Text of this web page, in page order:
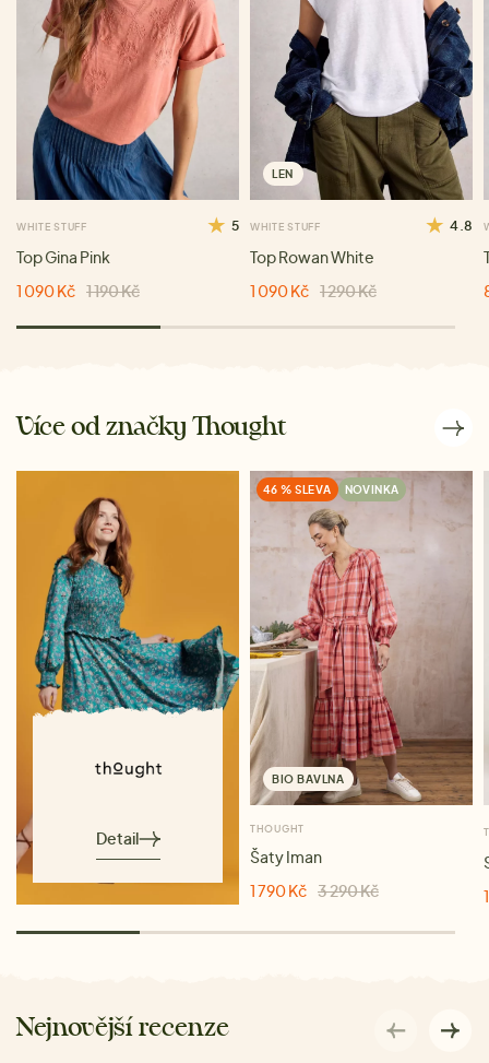
WHITE STUFF 5
Top Gina Pink
1 090 Kč 1 190 Kč
LEN
WHITE STUFF 4.8
Top Rowan White
1 090 Kč 1 290 Kč
Více od značky Thought
Detail
46 % SLEVA NOVINKA
BIO BAVLNA
THOUGHT
Šaty Iman
1 790 Kč 3 290 Kč
Nejnovější recenze